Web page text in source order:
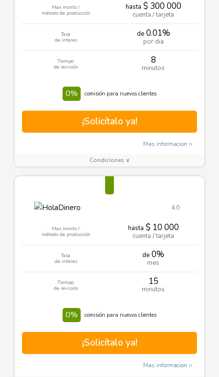
Max monto /
método de producción
hasta $ 300 000
cuenta / tarjeta
Tasa
de interes
de0.01%
por dia
Tiempo
de revisión
8
minutos
0% comisión para nuevos clientes
¡Solicítalo ya!
Mas informacion
Condiciones ∨
4.0
Max monto /
método de producción
hasta $ 10 000
cuenta / tarjeta
Tasa
de interes
de 0%
mes
Tiempo
de revisión
15
minutos
0% comisión para nuevos clientes
¡Solicítalo ya!
Mas informacion